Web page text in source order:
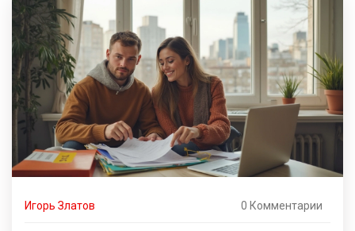
Игорь Златов 0 Комментарии